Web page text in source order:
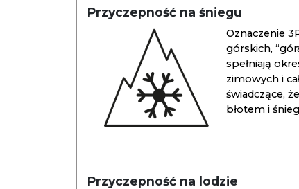
Przyczepność na śniegu
Oznaczenie
górskich,
spełniają
zimowych i
świadczące,
błotem i
Przyczepność na lodzie